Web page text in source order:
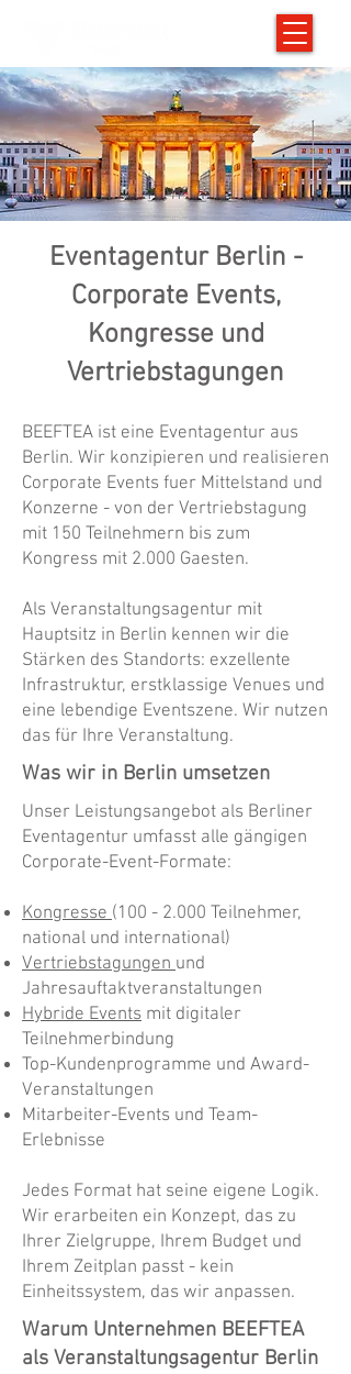
Eventagentur Berlin -
Corporate Events,
Kongresse und
Vertriebstagungen
BEEFTEA ist eine Eventagentur aus
Berlin. Wir konzipieren und realisieren
Corporate Events fuer Mittelstand und
Konzerne - von der Vertriebstagung
mit 150 Teilnehmern bis zum
Kongress mit 2.000 Gaesten.
Als Veranstaltungsagentur mit
Hauptsitz in Berlin kennen wir die
Stärken des Standorts: exzellente
Infrastruktur, erstklassige Venues und
eine lebendige Eventszene. Wir nutzen
das für Ihre Veranstaltung.
Was wir in Berlin umsetzen
Unser Leistungsangebot als Berliner
Eventagentur umfasst alle gängigen
Corporate-Event-Formate:
Kongresse(100 - 2.000 Teilnehmer,
national und international)
Vertriebstagungenund
Jahresauftaktveranstaltungen
Hybride Events mit digitaler
Teilnehmerbindung
Top-Kundenprogramme und Award-
Veranstaltungen
Mitarbeiter-Events und Team-
Erlebnisse
Jedes Format hat seine eigene Logik.
Wir erarbeiten ein Konzept, das zu
Ihrer Zielgruppe, Ihrem Budget und
Ihrem Zeitplan passt - kein
Einheitssystem, das wir anpassen.
Warum Unternehmen BEEFTEA
als Veranstaltungsagentur Berlin